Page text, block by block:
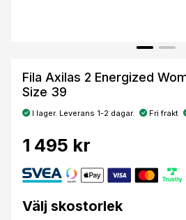
Fila Axilas 2 Energized
Size 39
I lager. Leverans 1-2 dagar. Fri frakt
1 495 kr
Välj skostorlek